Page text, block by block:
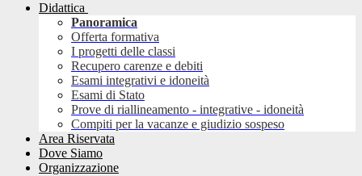
Didattica
Panoramica
Offerta formativa
I progetti delle classi
Recupero carenze e debiti
Esami integrativi e idoneità
Esami di Stato
Prove di riallineamento - integrative - idoneità
Compiti per la vacanze e giudizio sospeso
Area Riservata
Dove Siamo
Organizzazione